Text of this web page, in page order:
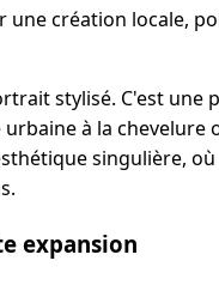
création locale,
stylisé. C'est
à la
singulière,
expansion